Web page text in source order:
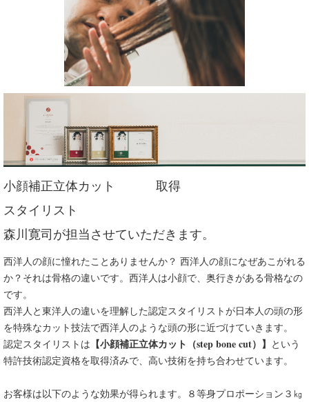
小顔補正立体カット 取得
スタイリスト
森川寛司が担当させていただきます。
西洋人の顔に憧れたことありませんか？ 西洋人の顔になぜあこがれる
か？それは骨格の違いです。西洋人は小顔で、奥行きがある骨格なの
です。
西洋人と東洋人の違いを理解した認定スタイリストが日本人の頭の形
を特殊なカット技法で西洋人のような頭の形に近づけていきます。
認定スタイリストは 【小顔補正立体カット（step bone cut）】 という
特許技術認定資格を取得済みで、高い技術を持ち合わせています。
お客様は以下のような効果が得られます。８等身プロポーション３㎏